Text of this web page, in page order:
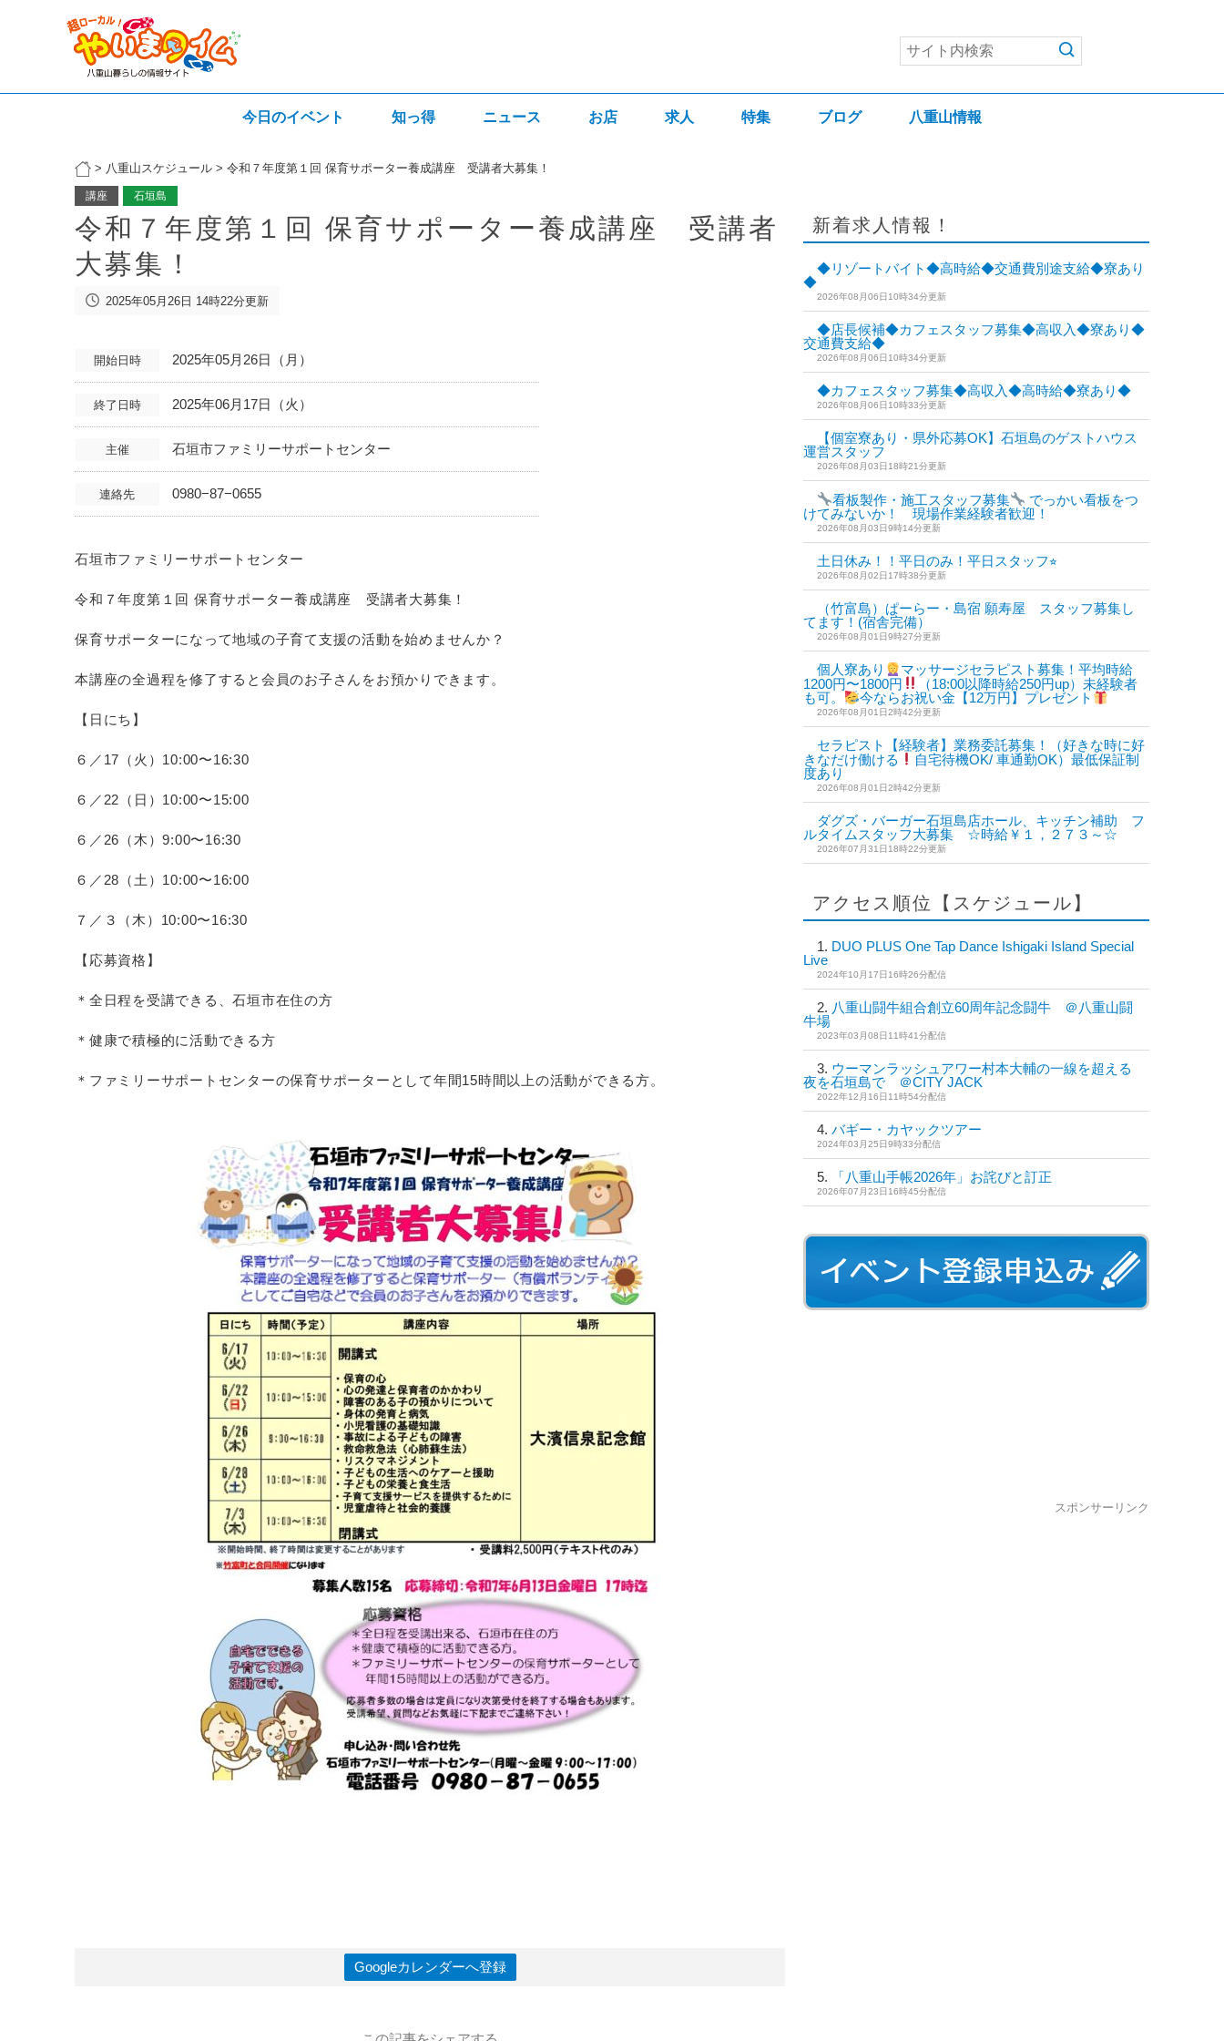
今日のイベント 知っ得 ニュース お店 求人 特集 ブログ 八重山情報
> 八重山スケジュール > 令和７年度第１回 保育サポーター養成講座 受講者大募集！
講座 石垣島
令和７年度第１回 保育サポーター養成講座 受講者
大募集！
2025年05月26日 14時22分更新
開始日時 2025年05月26日（月）
終了日時 2025年06月17日（火）
主催 石垣市ファミリーサポートセンター
連絡先 0980−87−0655
石垣市ファミリーサポートセンター
令和７年度第１回 保育サポーター養成講座 受講者大募集！
保育サポーターになって地域の子育て支援の活動を始めませんか？
本講座の全過程を修了すると会員のお子さんをお預かりできます。
【日にち】
６／17（火）10:00〜16:30
６／22（日）10:00〜15:00
６／26（木）9:00〜16:30
６／28（土）10:00〜16:00
７／３（木）10:00〜16:30
【応募資格】
＊全日程を受講できる、石垣市在住の方
＊健康で積極的に活動できる方
＊ファミリーサポートセンターの保育サポーターとして年間15時間以上の活動ができる方。
Googleカレンダーへ登録
新着求人情報！
◆リゾートバイト◆高時給◆交通費別途支給◆寮あり
◆
2026年08月06日10時34分更新
◆店長候補◆カフェスタッフ募集◆高収入◆寮あり◆
交通費支給◆
2026年08月06日10時34分更新
◆カフェスタッフ募集◆高収入◆高時給◆寮あり◆
2026年08月06日10時33分更新
【個室寮あり・県外応募OK】石垣島のゲストハウス
運営スタッフ
2026年08月03日18時21分更新
看板製作・施工スタッフ募集
でっかい看板をつ
けてみないか！ 現場作業経験者歓迎！
2026年08月03日9時14分更新
土日休み！！平日のみ！平日スタッフ⭐︎
2026年08月02日17時38分更新
（竹富島）ぱーらー・島宿 願寿屋 スタッフ募集し
てます！(宿舎完備）
2026年08月01日9時27分更新
個人寮あり
マッサージセラピスト募集！平均時給
1200円〜1800円
（18:00以降時給250円up）未経験者
も可。
今ならお祝い金【12万円】プレゼント
2026年08月01日2時42分更新
セラピスト【経験者】業務委託募集！（好きな時に好
きなだけ働ける
自宅待機OK/ 車通勤OK）最低保証制
度あり
2026年08月01日2時42分更新
ダグズ・バーガー石垣島店ホール、キッチン補助 フ
ルタイムスタッフ大募集 ☆時給￥１，２７３～☆
2026年07月31日18時22分更新
アクセス順位【スケジュール】
DUO PLUS One Tap Dance Ishigaki Island Special
Live
2024年10月17日16時26分配信
八重山闘牛組合創立60周年記念闘牛 ＠八重山闘
牛場
2023年03月08日11時41分配信
ウーマンラッシュアワー村本大輔の一線を超える
夜を石垣島で ＠CITY JACK
2022年12月16日11時54分配信
バギー・カヤックツアー
2024年03月25日9時33分配信
「八重山手帳2026年」お詫びと訂正
2026年07月23日16時45分配信
スポンサーリンク